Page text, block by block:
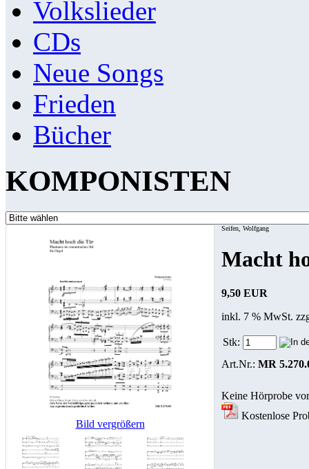
Volkslieder
CDs
Neue Songs
Frieden
Bücher
KOMPONISTEN
Bild vergrößern
Seifen, Wolfgang
Macht
9,50 EUR
inkl. 7 % MwSt.
Stk:
Art.Nr.: MR
Keine Hörprobe
Kostenlose